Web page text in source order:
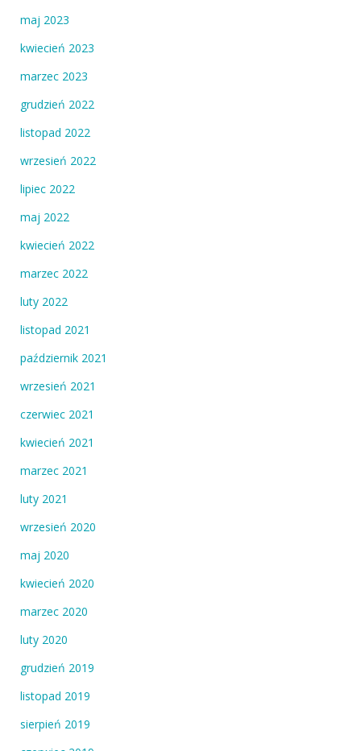
maj 2023
kwiecień 2023
marzec 2023
grudzień 2022
listopad 2022
wrzesień 2022
lipiec 2022
maj 2022
kwiecień 2022
marzec 2022
luty 2022
listopad 2021
październik 2021
wrzesień 2021
czerwiec 2021
kwiecień 2021
marzec 2021
luty 2021
wrzesień 2020
maj 2020
kwiecień 2020
marzec 2020
luty 2020
grudzień 2019
listopad 2019
sierpień 2019